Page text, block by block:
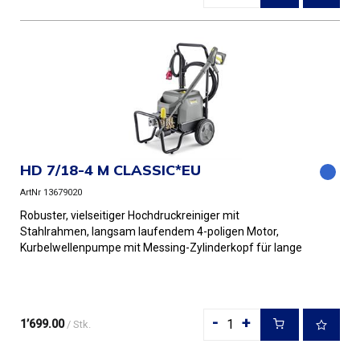
HD 7/18-4 M CLASSIC*EU
ArtNr 13679020
Robuster, vielseitiger Hochdruckreiniger mit
Stahlrahmen, langsam laufendem 4-poligen Motor,
Kurbelwellenpumpe mit Messing-Zylinderkopf für lange
- +
1’699.00 / Stk.